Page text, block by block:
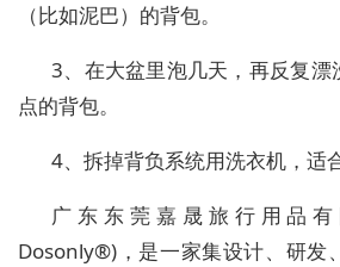
（比如泥巴）的背包。
3、 在大盆里泡几天，再反复漂
点的背包。
4、拆掉背负系统用洗衣机，适
广东东莞嘉晟旅行用品
Dosonly®) ，是一家集设计、研